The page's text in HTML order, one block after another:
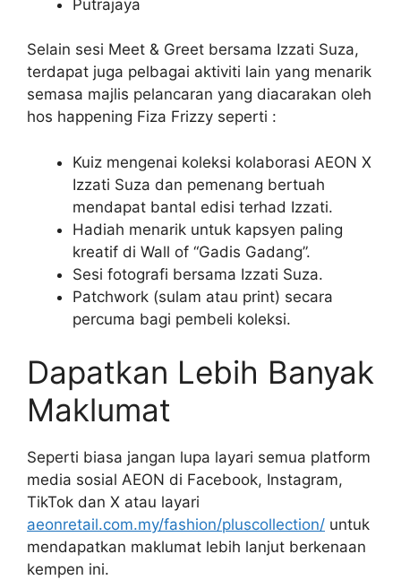
Putrajaya
Selain sesi Meet & Greet bersama Izzati Suza,
terdapat juga pelbagai aktiviti lain yang menarik
semasa majlis pelancaran yang diacarakan oleh
hos happening Fiza Frizzy seperti :
Kuiz mengenai koleksi kolaborasi AEON X
Izzati Suza dan pemenang bertuah
mendapat bantal edisi terhad Izzati.
Hadiah menarik untuk kapsyen paling
kreatif di Wall of “Gadis Gadang”.
Sesi fotografi bersama Izzati Suza.
Patchwork (sulam atau print) secara
percuma bagi pembeli koleksi.
Dapatkan Lebih Banyak
Maklumat
Seperti biasa jangan lupa layari semua platform
media sosial AEON di Facebook, Instagram,
TikTok dan X atau layari
aeonretail.com.my/fashion/pluscollection/ untuk
mendapatkan maklumat lebih lanjut berkenaan
kempen ini.